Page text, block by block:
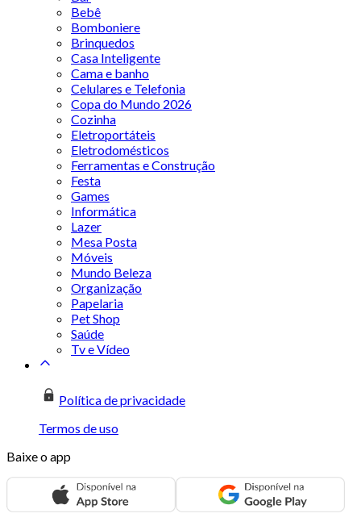
Bebê
Bomboniere
Brinquedos
Casa Inteligente
Cama e banho
Celulares e Telefonia
Copa do Mundo 2026
Cozinha
Eletroportáteis
Eletrodomésticos
Ferramentas e Construção
Festa
Games
Informática
Lazer
Mesa Posta
Móveis
Mundo Beleza
Organização
Papelaria
Pet Shop
Saúde
Tv e Vídeo
Política de privacidade
Termos de uso
Baixe o app